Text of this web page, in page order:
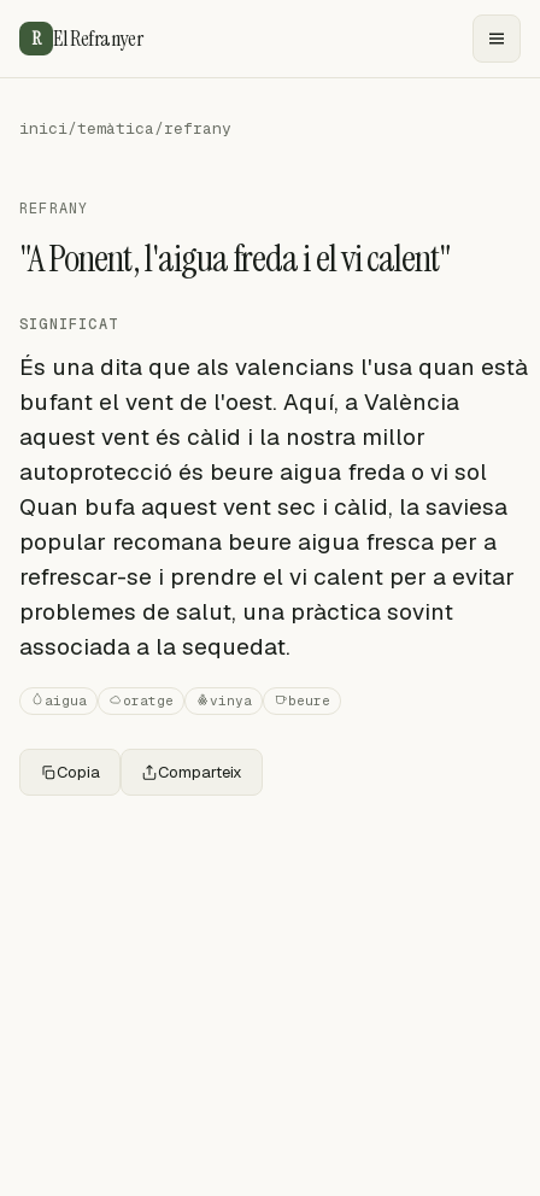
R El Refranyer
inici/temàtica/refrany
REFRANY
"A Ponent, l'aigua freda i el vi calent"
SIGNIFICAT
És una dita que als valencians l'usa quan està
bufant el vent de l'oest. Aquí, a València
aquest vent és càlid i la nostra millor
autoprotecció és beure aigua freda o vi sol
Quan bufa aquest vent sec i càlid, la saviesa
popular recomana beure aigua fresca per a
refrescar-se i prendre el vi calent per a evitar
problemes de salut, una pràctica sovint
associada a la sequedat.
aigua oratge vinya beure
Copia Comparteix